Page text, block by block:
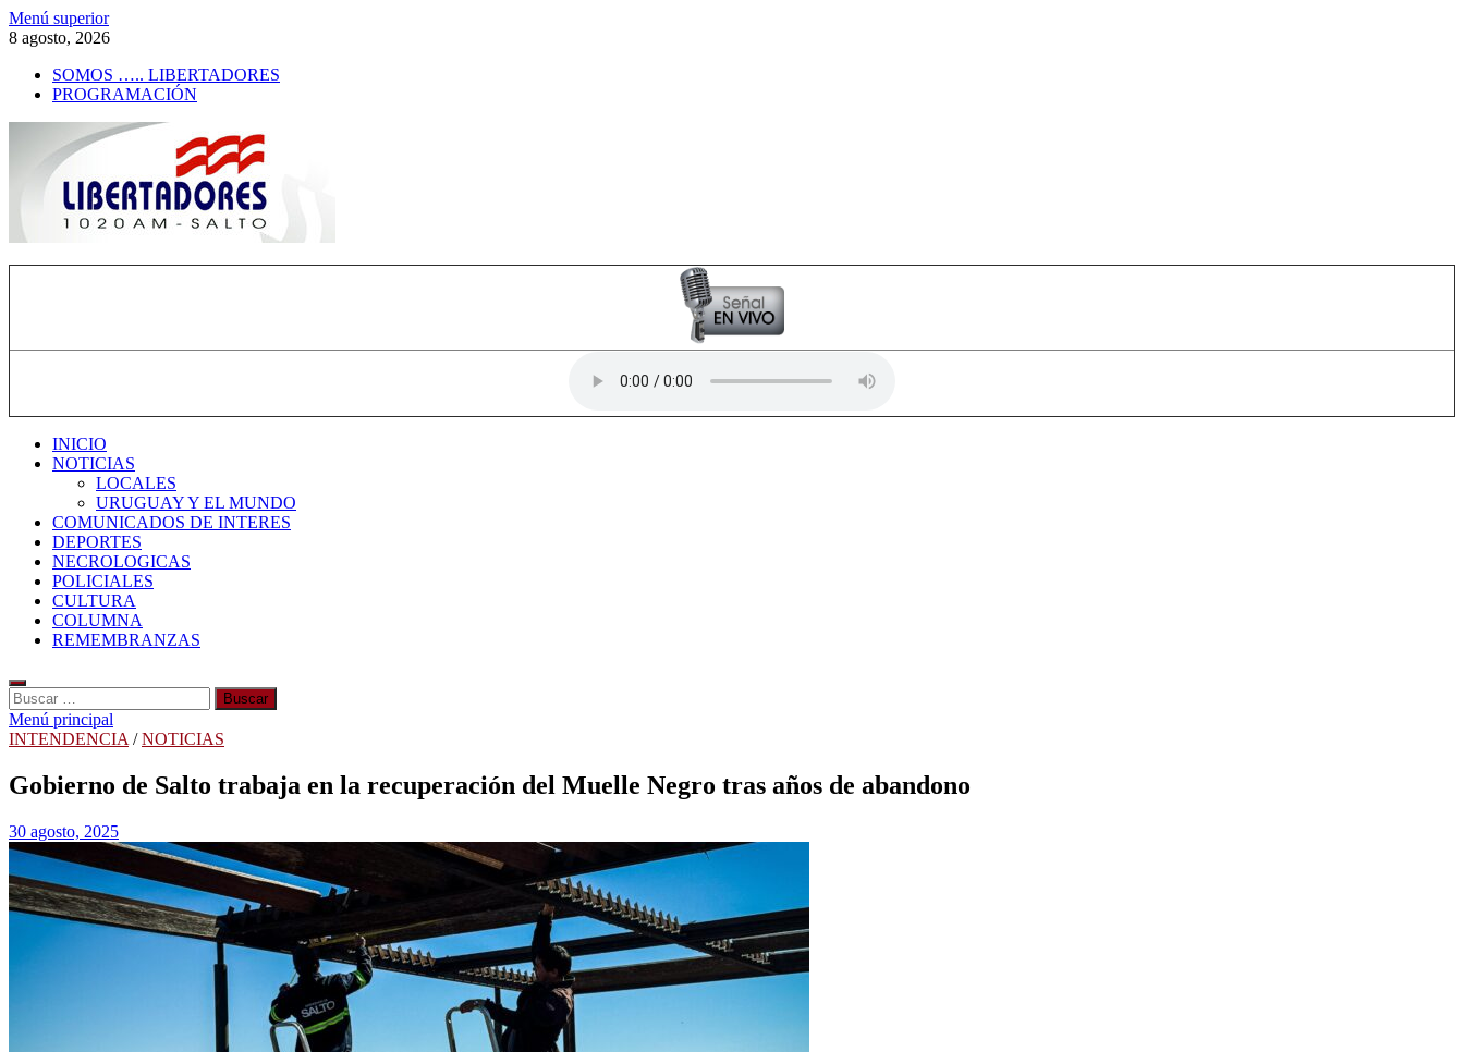
Saltar
al
Menú superior
8 agosto, 2026
SOMOS ….. LIBERTADORES
PROGRAMACIÓN
INICIO
NOTICIAS
LOCALES
URUGUAY Y EL MUNDO
COMUNICADOS DE INTERES
DEPORTES
NECROLOGICAS
POLICIALES
CULTURA
COLUMNA
REMEMBRANZAS
Buscar:
Menú principal
INTENDENCIA /NOTICIAS
Gobierno de Salto trabaja en la recuperación del Muelle Negro tras años de abandono
30 agosto, 2025